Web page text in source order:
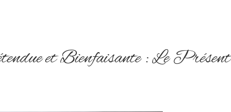
et Bienfaisante : Le Présent